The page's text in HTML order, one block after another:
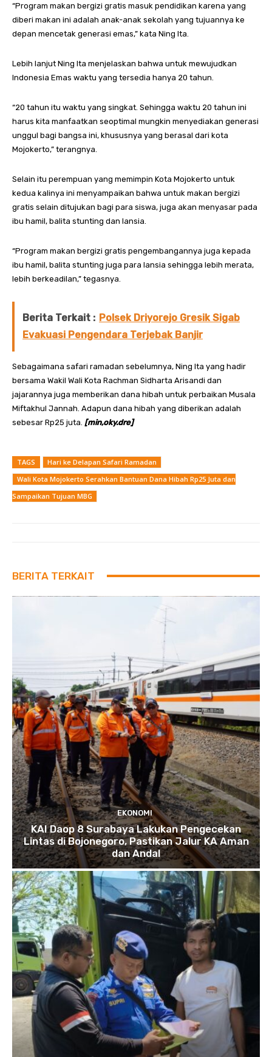
“Program makan bergizi gratis masuk pendidikan karena yang
diberi makan ini adalah anak-anak sekolah yang tujuannya ke
depan mencetak generasi emas,” kata Ning Ita.
Lebih lanjut Ning Ita menjelaskan bahwa untuk mewujudkan
Indonesia Emas waktu yang tersedia hanya 20 tahun.
“20 tahun itu waktu yang singkat. Sehingga waktu 20 tahun ini
harus kita manfaatkan seoptimal mungkin menyediakan generasi
unggul bagi bangsa ini, khususnya yang berasal dari kota
Mojokerto,” terangnya.
Selain itu perempuan yang memimpin Kota Mojokerto untuk
kedua kalinya ini menyampaikan bahwa untuk makan bergizi
gratis selain ditujukan bagi para siswa, juga akan menyasar pada
ibu hamil, balita stunting dan lansia.
“Program makan bergizi gratis pengembangannya juga kepada
ibu hamil, balita stunting juga para lansia sehingga lebih merata,
lebih berkeadilan,” tegasnya.
Berita Terkait : Polsek Driyorejo Gresik Sigab
Evakuasi Pengendara Terjebak Banjir
Sebagaimana safari ramadan sebelumnya, Ning Ita yang hadir
bersama Wakil Wali Kota Rachman Sidharta Arisandi dan
jajarannya juga memberikan dana hibah untuk perbaikan Musala
Miftakhul Jannah. Adapun dana hibah yang diberikan adalah
sebesar Rp25 juta. [min,oky.dre]
TAGS
Hari ke Delapan Safari Ramadan
Wali Kota Mojokerto Serahkan Bantuan Dana Hibah Rp25 Juta dan
Sampaikan Tujuan MBG
BERITA TERKAIT
EKONOMI
KAI Daop 8 Surabaya Lakukan Pengecekan
Lintas di Bojonegoro, Pastikan Jalur KA Aman
dan Andal